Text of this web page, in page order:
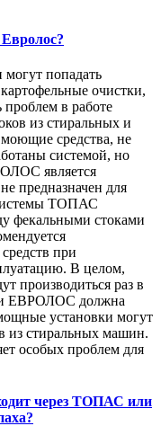
попадать
очистки,
в работе
из стиральных и
средства, не
системой, но
является
предназначен для
ТОПАС
фекальными стоками
при
В целом,
производиться раз в
ЕВРОЛОС должна
установки могут
из стиральных машин.
особых проблем для
через ТОПАС или